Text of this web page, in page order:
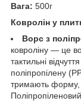
Вага: 500г
Ковролін у
Ворс з
ковроліну — це
тактильні
поліпропілену
тримають форму,